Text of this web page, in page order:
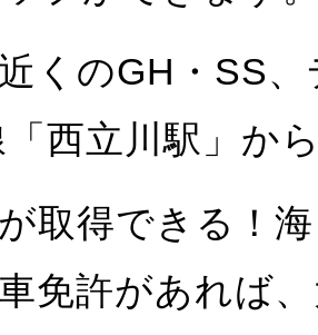
くのGH・SS
西立川駅」か
取得できる！
免許があれば